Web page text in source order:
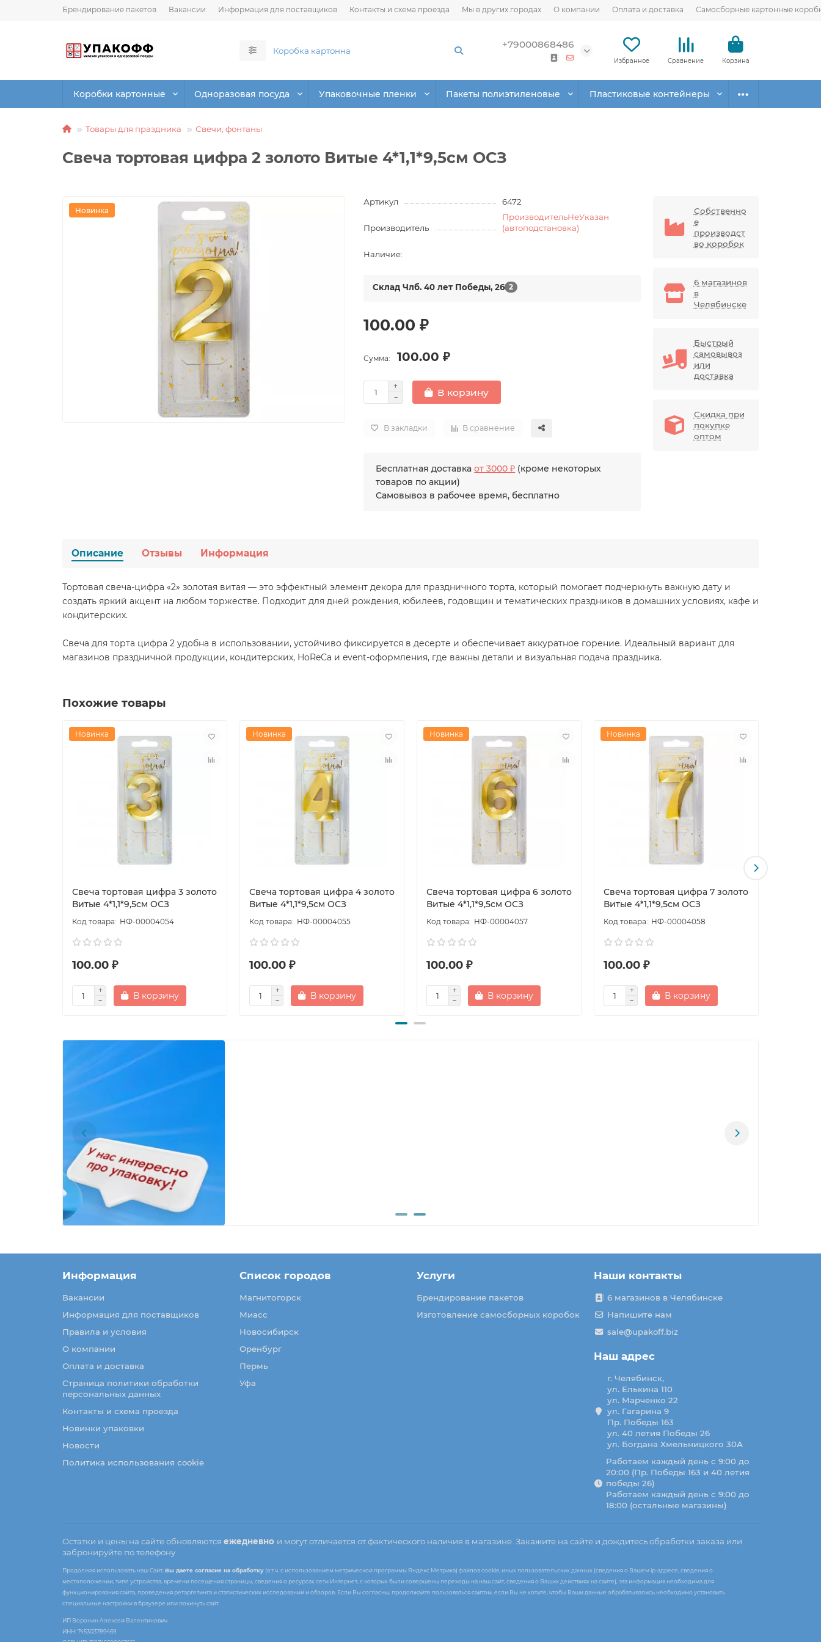
Брендирование пакетов Вакансии Информация для поставщиков Контакты и схема проезда Мы в других городах О компании Оплата и доставка Самосборные картонные
+79000868486
Избранное Сравнение Корзина
Коробки картонные Одноразовая посуда Упаковочные пленки Пакеты полиэтиленовые Пластиковые контейнеры
Товары для праздника Свечи, фонтаны
Свеча тортовая цифра 2 золото Витые 4*1,1*9,5см ОСЗ
Новинка
Артикул 6472
Производитель
ПроизводительНеУказан
(автоподстановка)
Наличие:
Склад Члб. 40 лет Победы, 26 2
100.00 ₽
Сумма: 100.00 ₽
В корзину
В закладки В сравнение
Бесплатная доставкаот 3000 ₽ (кроме некоторых
товаров по акции)
Самовывоз в рабочее время, бесплатно
Собственно
е
производст
во коробок
6 магазинов
в
Челябинске
Быстрый
самовывоз
или
доставка
Скидка при
покупке
оптом
Описание Отзывы Информация
Тортовая свеча-цифра «2» золотая витая — это эффектный элемент декора для праздничного торта, который помогает подчеркнуть важную дату и
создать яркий акцент на любом торжестве. Подходит для дней рождения, юбилеев, годовщин и тематических праздников в домашних условиях, кафе и
кондитерских.
Свеча для торта цифра 2 удобна в использовании, устойчиво фиксируется в десерте и обеспечивает аккуратное горение. Идеальный вариант для
магазинов праздничной продукции, кондитерских, HoReCa и event-оформления, где важны детали и визуальная подача праздника.
Похожие товары
Новинка
Свеча тортовая цифра 3 золото
Витые 4*1,1*9,5см ОСЗ
НФ-00004054
100.00 ₽
В корзину
Новинка
Свеча тортовая цифра 4 золото
Витые 4*1,1*9,5см ОСЗ
НФ-00004055
100.00 ₽
В корзину
Новинка
Свеча тортовая цифра 6 золото
Витые 4*1,1*9,5см ОСЗ
НФ-00004057
100.00 ₽
В корзину
Новинка
Свеча тортовая цифра 7 золото
Витые 4*1,1*9,5см ОСЗ
НФ-00004058
100.00 ₽
В корзину
Информация
Вакансии
Информация для поставщиков
Правила и условия
О компании
Оплата и доставка
Страница политики обработки
персональных данных
Контакты и схема проезда
Новинки упаковки
Новости
Политика использования cookie
Список городов
Магнитогорск
Миасс
Новосибирск
Оренбург
Пермь
Уфа
Услуги
Брендирование пакетов
Изготовление самосборных коробок
Наши контакты
6 магазинов в Челябинске
Напишите нам
sale@upakoff.biz
Наш адрес
г. Челябинск,
ул. Елькина 110
ул. Марченко 22
ул. Гагарина 9
Пр. Победы 163
ул. 40 летия Победы 26
ул. Богдана Хмельницкого 30А
Работаем каждый день с 9:00 до
20:00 (Пр. Победы 163 и 40 летия
победы 26)
Работаем каждый день с 9:00 до
18:00 (остальные магазины)
Остатки и цены на сайте обновляются ежедневно и могут отличается от фактического наличия в магазине. Закажите на сайте и дождитесь обработки заказа или
забронируйте по телефону
Продолжая использовать наш Сайт,Вы даете согласие на обработку (в т.ч. с использованием метрической программы Яндекс.Метрика) файлов cookie, иных пользовательских данных (сведения о Вашем ip-адресе, сведения о
местоположении, типе устройства, времени посещения страницы, сведения о ресурсах сети Интернет, с которых были совершены переходы на наш сайт, сведения о Ваших действиях на сайте), эта информация необходима для
функционирования сайта, проведения ретаргетинга и статистических исследований и обзоров. Если Вы согласны, продолжайте пользоваться сайтом, если Вы не хотите, чтобы Ваши данные обрабатывались необходимо установить
специальные настройки в браузере или покинуть сайт.
ИП Воронин Алексей Валентинович
ИНН: 745303789469